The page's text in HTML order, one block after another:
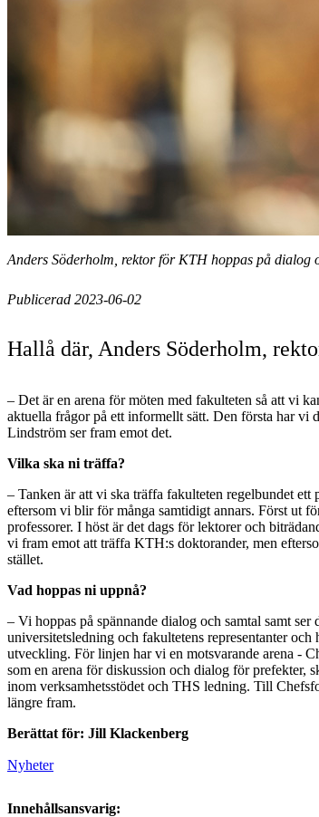
Anders Söderholm, rektor för KTH hoppas på dialog
Publicerad 2023-06-02
Hallå där, Anders Söderholm,
– Det är en arena för möten med fakulteten så att vi
aktuella frågor på ett informellt sätt. Den första har vi
Lindström ser fram emot det.
Vilka ska ni träffa?
– Tanken är att vi ska träffa fakulteten regelbundet ett
eftersom vi blir för många samtidigt annars. Först ut
professorer. I höst är det dags för lektorer och
vi fram emot att träffa KTH:s doktorander, men
stället.
Vad hoppas ni uppnå?
– Vi hoppas på spännande dialog och samtal samt ser
universitetsledning och fakultetens representanter
utveckling. För linjen har vi en motsvarande arena -
som en arena för diskussion och dialog för prefekter,
inom verksamhetsstödet och THS ledning. Till
längre fram.
Berättat för: Jill Klackenberg
Nyheter
Innehållsansvarig: